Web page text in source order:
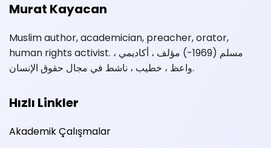
Murat Kayacan
Muslim author, academician, preacher, orator,
human rights activist. مسلم (1969-) مؤلف ، أكاديمي ،
واعظ ، خطيب ، ناشط في مجال حقوق الإنسان.
Hızlı Linkler
Akademik Çalışmalar